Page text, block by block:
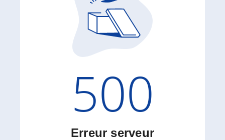
Code
500
Erreur serveur